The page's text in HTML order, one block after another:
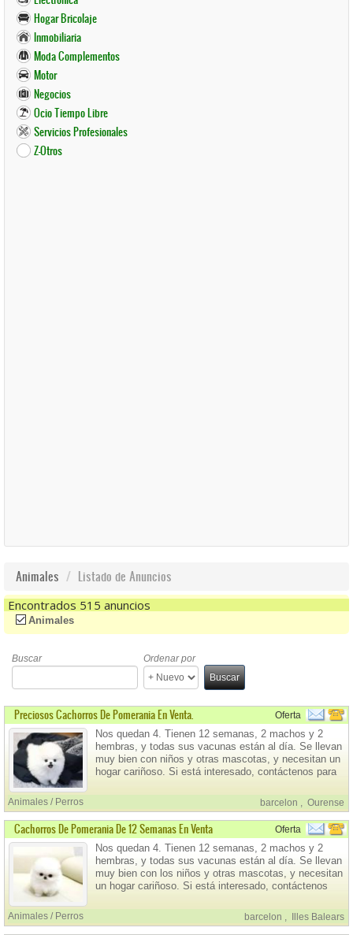
Hogar Bricolaje
Inmobiliaria
Moda Complementos
Motor
Negocios
Ocio Tiempo Libre
Servicios Profesionales
Z-Otros
Animales Listado de Anuncios
Encontrados 515 anuncios
(-) Remove Animales Filter
Animales
Buscar
Ordenar por
Buscar
Preciosos Cachorros De Pomerania En Venta. Oferta
Nos quedan 4. Tienen 12 semanas, 2 machos y 2
hembras, y todas sus vacunas están al día. Se llevan
muy bien con niños y otras mascotas, y necesitan un
hogar cariñoso. Si está interesado, contáctenos para
Animales / Perros barcelon , Ourense
Cachorros De Pomerania De 12 Semanas En Venta Oferta
Nos quedan 4. Tienen 12 semanas, 2 machos y 2
hembras, y todas sus vacunas están al día. Se llevan
muy bien con los niños y otras mascotas, y necesitan
un hogar cariñoso. Si está interesado, contáctenos
Animales / Perros barcelon , Illes Balears